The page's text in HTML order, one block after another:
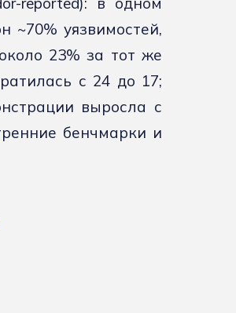
~70% уязвимостей,
23% за тот же
с 24 до 17;
выросла с
бенчмарки и